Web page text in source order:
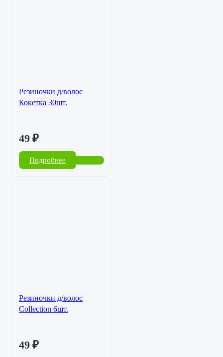
Резиночки д/волос
Кокетка 30шт.
49 ₽
Подробнее
Резиночки д/волос
Collection 6шт.
49 ₽